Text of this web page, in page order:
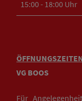
15:00 - 18:00 Uhr
VG BOOS
Für